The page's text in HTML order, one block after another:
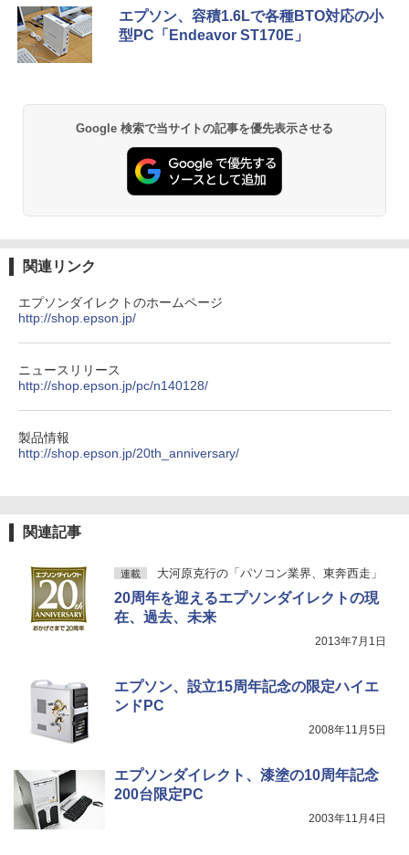
5
【中古】SONY VAIO ProPG VJPG11C11
￥29,980
￥1,001
富士山の天然水 バナジウム含有 水 ミネラル
ウォーター ペットボトル 静岡県産 500ミリリ
ットル (Smart Basic)
￥1,380
コカ・コーラ やかんの麦茶 from 爽健美茶 ラ
￥770
エース)
コミックスDIGITAL)
クスDIGITAL)
エプソン、容積1.6Lで各種BTO対応の小
型PC「Endeavor ST170E」
Google 検索で当サイトの記事を優先表示させる
関連リンク
エプソンダイレクトのホームページ
http://shop.epson.jp/
ニュースリリース
http://shop.epson.jp/pc/n140128/
製品情報
http://shop.epson.jp/20th_anniversary/
関連記事
連載 大河原克行の「パソコン業界、東奔西走」
20周年を迎えるエプソンダイレクトの現
在、過去、未来
2013年7月1日
エプソン、設立15周年記念の限定ハイエ
ンドPC
2008年11月5日
エプソンダイレクト、漆塗の10周年記念
200台限定PC
2003年11月4日